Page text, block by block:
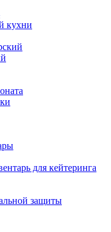
кухни
для кейтеринга
защиты